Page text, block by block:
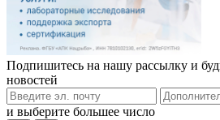
Подпишитесь на нашу рассылку и
новостей
и выберите большее число